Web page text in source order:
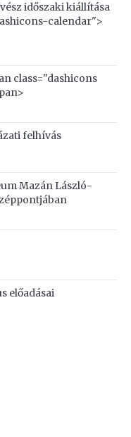
időszaki kiállítása
calendar">
class="dashicons
felhívás
Mazán László-
előadásai